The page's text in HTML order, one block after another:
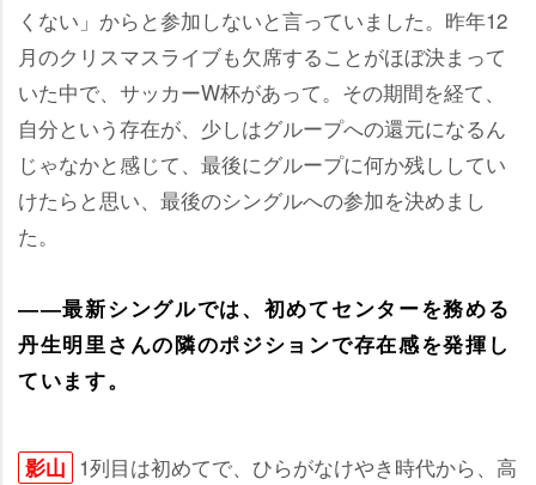
くない」からと参加しないと言っていました。昨年12
月のクリスマスライブも欠席することがほぼ決まって
いた中で、サッカーW杯があって。その期間を経て、
自分という存在が、少しはグループへの還元になるん
じゃなかと感じて、最後にグループに何か残ししてい
けたらと思い、最後のシングルへの参加を決めまし
た。
――最新シングルでは、初めてセンターを務める
丹生明里さんの隣のポジションで存在感を発揮し
ています。
影山 1列目は初めてで、ひらがなけやき時代から、高